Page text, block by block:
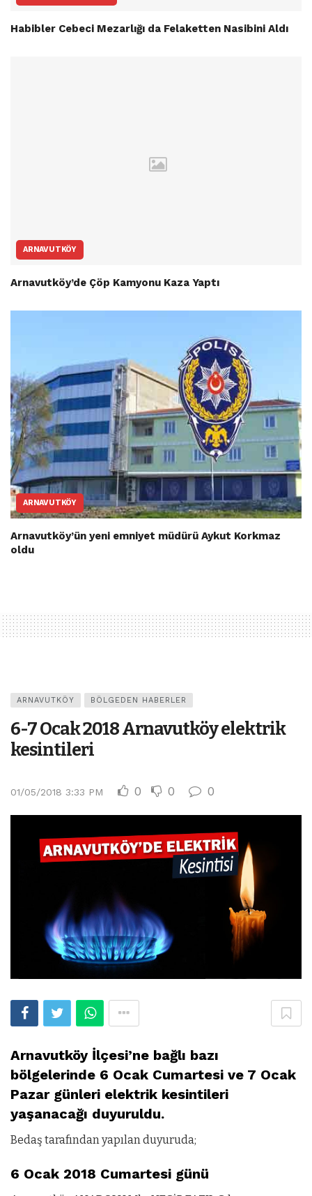
Habibler Cebeci Mezarlığı da Felaketten Nasibini Aldı
ARNAVUTKÖY
Arnavutköy’de Çöp Kamyonu Kaza Yaptı
ARNAVUTKÖY
Arnavutköy’ün yeni emniyet müdürü Aykut Korkmaz
oldu
ARNAVUTKÖY BÖLGEDEN HABERLER
6-7 Ocak 2018 Arnavutköy elektrik
kesintileri
01/05/2018 3:33 PM 0 0 0
Arnavutköy İlçesi’ne bağlı bazı
bölgelerinde 6 Ocak Cumartesi ve 7 Ocak
Pazar günleri elektrik kesintileri
yaşanacağı duyuruldu.
Bedaş tarafından yapılan duyuruda;
6 Ocak 2018 Cumartesi günü